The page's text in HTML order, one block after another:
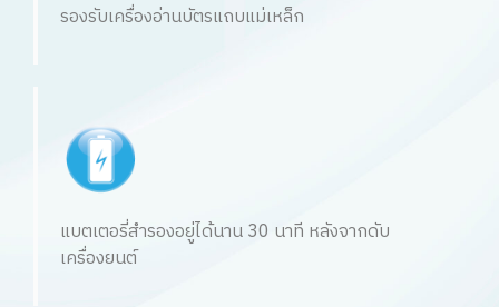
รองรับเครื่องอ่านบัตรแถบแม่เหล็ก
แบตเตอรี่สำรองอยู่ได้นาน 30 นาที หลังจากดับ
เครื่องยนต์